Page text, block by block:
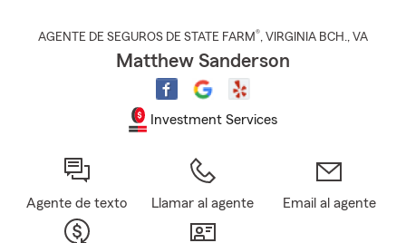
AGENTE DE SEGUROS DE STATE FARM®, VIRGINIA BCH., VA
Matthew Sanderson
Investment Services
Agente de texto Llamar al agente Email al agente